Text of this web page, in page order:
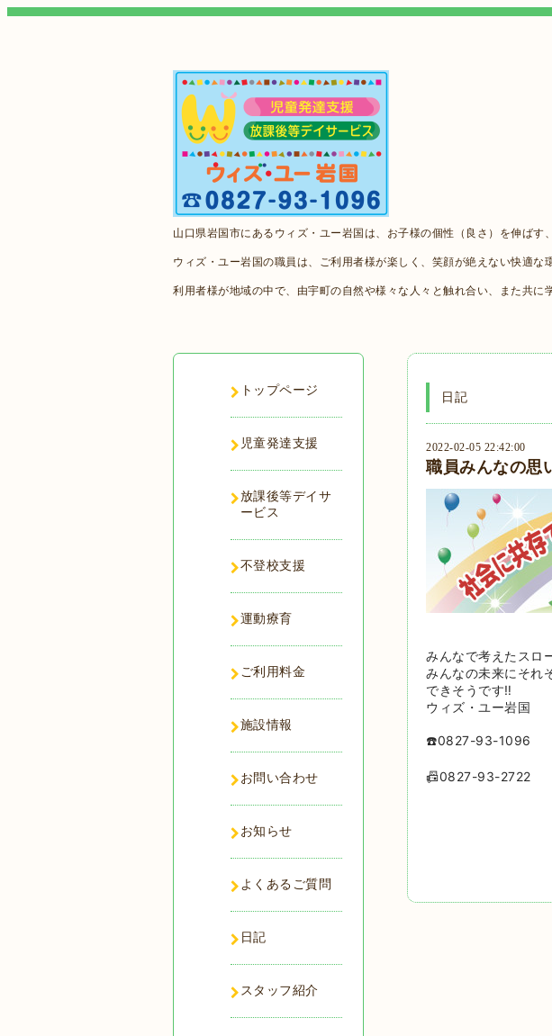
山口県岩国市にあるウィズ・ユー岩国は、お子様の個性（良さ）を伸ばす
ウィズ・ユー岩国の職員は、ご利用者様が楽しく、笑顔が絶えない快適な
利用者様が地域の中で、由宇町の自然や様々な人々と触れ合い、また共
日記
2022-02-05 22:42:00
職員みんなの思
みんなで考えたスロ
みんなの未来にそれ
できそうです‼️
ウィズ・ユー岩国
☎️0827-93-1096
📠0827-93-2722
トップページ
児童発達支援
放課後等デイサ
ービス
不登校支援
運動療育
ご利用料金
施設情報
お問い合わせ
お知らせ
よくあるご質問
日記
スタッフ紹介